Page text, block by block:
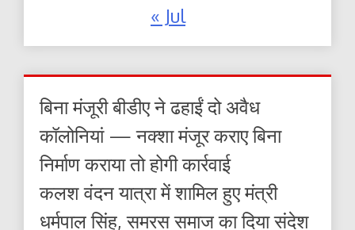
« Jul
बिना मंजूरी बीडीए ने ढहाईं दो अवैध
कॉलोनियां — नक्शा मंजूर कराए बिना
निर्माण कराया तो होगी कार्रवाई
कलश वंदन यात्रा में शामिल हुए मंत्री
धर्मपाल सिंह, समरस समाज का दिया संदेश